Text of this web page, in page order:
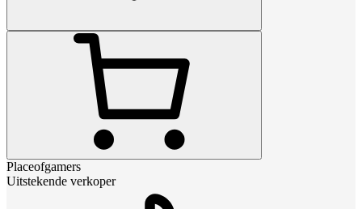
Placeofgamers
Uitstekende verkoper